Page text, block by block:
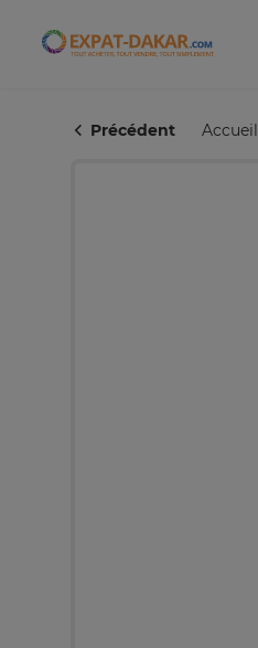
Expat-Dakar
Précédent Accueil